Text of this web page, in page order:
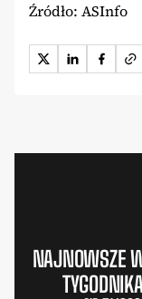
Źródło: ASInfo
NAJNOWSZE